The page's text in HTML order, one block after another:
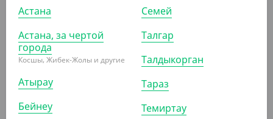
4 156₸
Бутылка для соуса с крышкой, красная, 350 мл
Астана
Астана, за чертой
города
Косшы, Жибек-Жолы и другие
Атырау
Бейнеу
Семей
Талгар
Талдыкорган
Тараз
Темиртау